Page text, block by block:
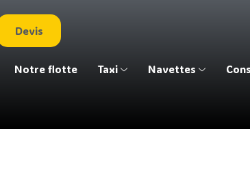
Devis
Notre flotte Taxi Navettes